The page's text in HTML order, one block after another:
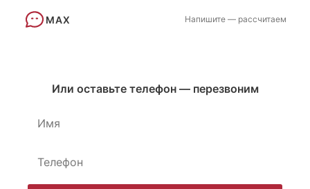
MAX Напишите — рассчитаем
Или оставьте телефон — перезвоним